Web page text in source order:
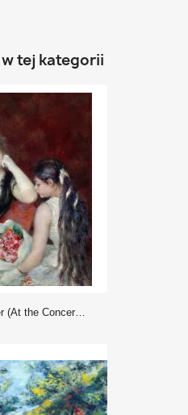
tej kategorii
- Auguste Renoir